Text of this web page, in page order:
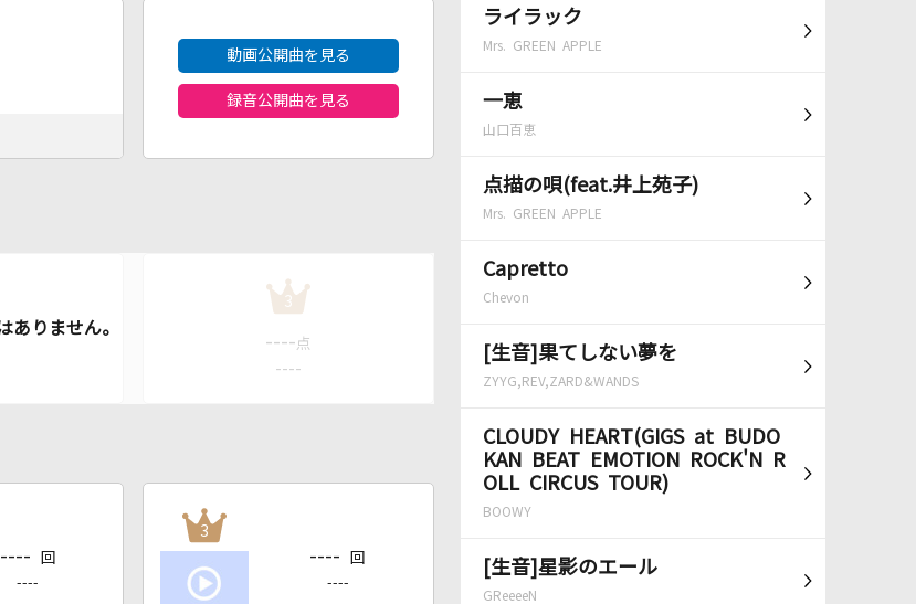
ライラック
Mrs. GREEN APPLE
一恵
山口百恵
点描の唄(feat.井上苑子)
Mrs. GREEN APPLE
Capretto
Chevon
[生音]果てしない夢を
ZYYG,REV,ZARD&WANDS
CLOUDY HEART(GIGS at BUDO
KAN BEAT EMOTION ROCK'N R
OLL CIRCUS TOUR)
BOOWY
[生音]星影のエール
GReeeeN
動画公開曲を見る
録音公開曲を見る
3
---- 点
----
---- 回
----
3
---- 回
----